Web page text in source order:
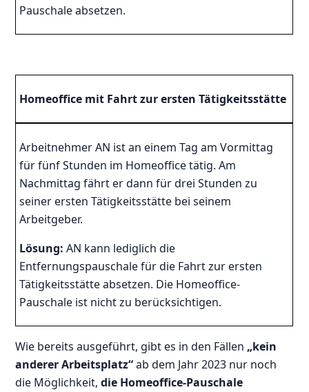
Pauschale absetzen.
Homeoffice mit Fahrt zur ersten Tätigkeitsstätte
Arbeitnehmer AN ist an einem Tag am Vormittag
für fünf Stunden im Homeoffice tätig. Am
Nachmittag fährt er dann für drei Stunden zu
seiner ersten Tätigkeitsstätte bei seinem
Arbeitgeber.
Lösung: AN kann lediglich die
Entfernungspauschale für die Fahrt zur ersten
Tätigkeitsstätte absetzen. Die Homeoffice-
Pauschale ist nicht zu berücksichtigen.
Wie bereits ausgeführt, gibt es in den Fällen„kein
anderer Arbeitsplatz“ab dem Jahr 2023 nur noch
die Möglichkeit,die Homeoffice-Pauschale